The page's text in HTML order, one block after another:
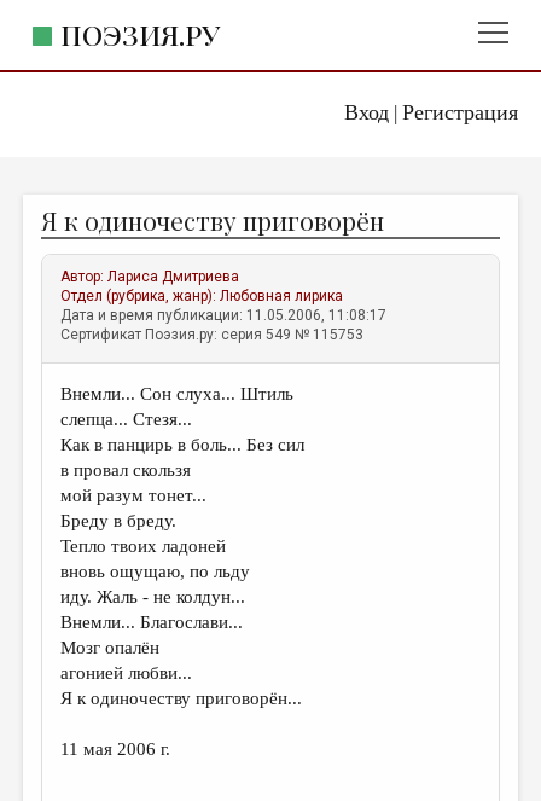
Вход| Регистрация
ПОЭЗИЯ.РУ
ЖАНРЫ
АВТОРЫ
КОММЕНТАРИИ
ЛИТСАЛОН
НОВОСТИ
ПРАВИЛА САЙТА
ОТДЕЛЫ И РУБРИКИ
ИЗБРАННОЕ
ДАЙДЖЕСТ
ПРОИЗВЕДЕНИЯ
ПЕРЕВОДЫ
КОНКУРСЫ
ДЕТСКАЯ КОМНАТА
Я к одиночеству приговорён
Автор:Лариса Дмитриева
Отдел (рубрика, жанр):Любовная лирика
Дата и время публикации: 11.05.2006, 11:08:17
Сертификат Поэзия.ру: серия 549 № 115753
Внемли... Сон слуха... Штиль
слепца... Стезя...
Как в панцирь в боль... Без сил
в провал скользя
мой разум тонет...
Бреду в бреду.
Тепло твоих ладоней
вновь ощущаю, по льду
иду. Жаль - не колдун...
Внемли... Благослави...
Мозг опалён
агонией любви...
Я к одиночеству приговорён...
11 мая 2006 г.